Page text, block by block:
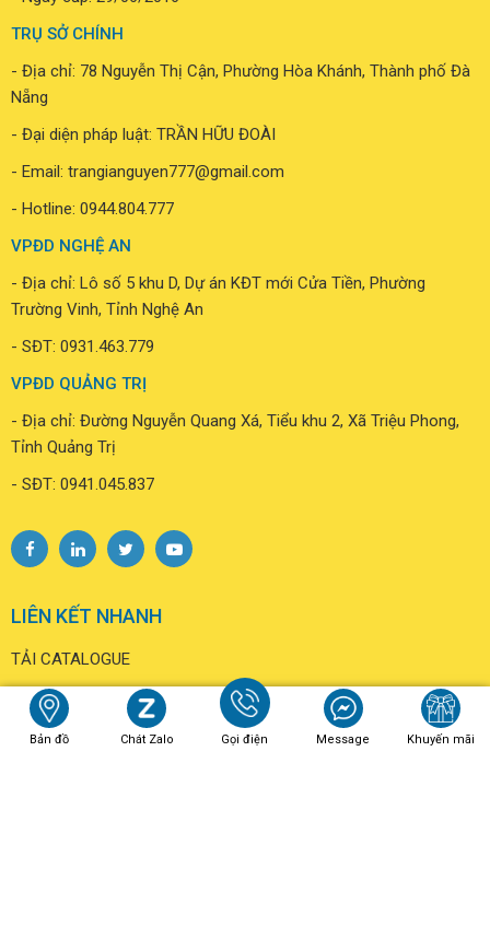
CÔNG TY TNHH TM & DV TRẦN GIA NGUYÊN
- GPDKKD: 0401774177
- Nơi cấp: Sở KH&ĐT TP Đà Nẵng
- Ngày cấp: 29/06/2016
TRỤ SỞ CHÍNH
- Địa chỉ: 78 Nguyễn Thị Cận, Phường Hòa Khánh, Thành phố Đà
Nẵng
- Đại diện pháp luật: TRẦN HỮU ĐOÀI
- Email: trangianguyen777@gmail.com
- Hotline: 0944.804.777
VPĐD NGHỆ AN
- Địa chỉ: Lô số 5 khu D, Dự án KĐT mới Cửa Tiền, Phường
- SĐT: 0931.463.779
- Địa chỉ: Đường Nguyễn Quang Xá, Tiểu khu 2, Xã Triệu Phong,
Tỉnh Quảng Trị
- SĐT: 0941.045.837
Bản đồ Chát Zalo Gọi điện Message Khuyến mãi